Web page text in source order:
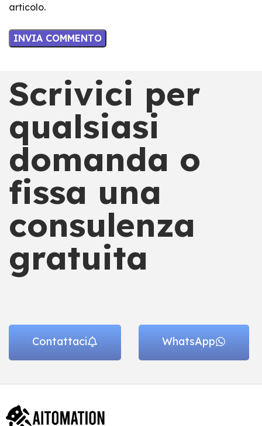
articolo.
Scrivici per
qualsiasi
domanda o
fissa una
consulenza
gratuita
Contattaci WhatsApp